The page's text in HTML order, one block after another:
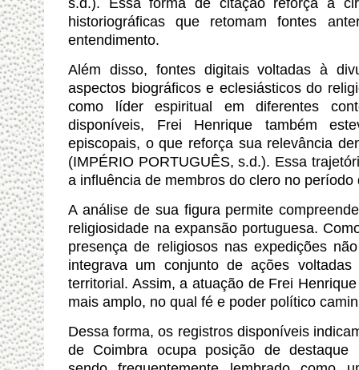
s.d.). Essa forma de citação reforça a
historiográficas que retomam fontes
entendimento.
Além disso, fontes digitais voltadas à
aspectos biográficos e eclesiásticos do
como líder espiritual em diferentes
disponíveis, Frei Henrique também
episcopais, o que reforça sua relevância
(IMPÉRIO PORTUGUÊS, s.d.). Essa
a influência de membros do clero no
A análise de sua figura permite
religiosidade na expansão portuguesa.
presença de religiosos nas expedições
integrava um conjunto de ações
territorial. Assim, a atuação de Frei
mais amplo, no qual fé e poder político
Dessa forma, os registros disponíveis
de Coimbra ocupa posição de destaque